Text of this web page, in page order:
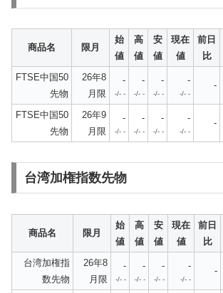
商品名 限月
始
値
高
値
安
値
現在
値
前日
比
FTSE中国50
先物
26年8
月限
-
-/- -
-
-/- -
-
-/- -
-
-/- -
-
FTSE中国50
先物
26年9
月限
-
-/- -
-
-/- -
-
-/- -
-
-/- -
-
台湾加権指数先物
商品名 限月
始
値
高
値
安
値
現在
値
前日
比
台湾加権指
数先物
26年8
月限
-
-/- -
-
-/- -
-
-/- -
-
-/- -
-